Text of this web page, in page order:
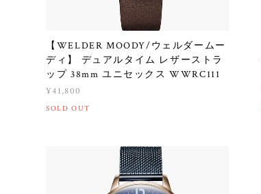
【WELDER MOODY/ウェルダームー
ディ】 デュアルタイム レザーストラ
ップ 38mm ユニセックス WWRC111
¥41,800
SOLD OUT